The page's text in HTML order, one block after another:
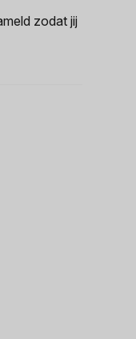
zodat jij